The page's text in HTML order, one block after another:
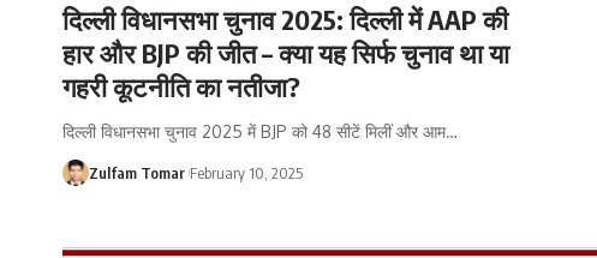
दिल्ली विधानसभा चुनाव 2025: दिल्ली में AAP की
हार और BJP की जीत – क्या यह सिर्फ चुनाव था या
गहरी कूटनीति का नतीजा?
दिल्ली विधानसभा चुनाव 2025 में BJP को 48 सीटें मिलीं और आम…
Zulfam Tomar February 10, 2025